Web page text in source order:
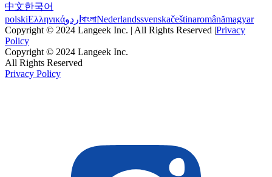
中文한국어
polskiΕλληνικάاردو বাংলাNederlandssvenskačeštinaromânămagyar
Copyright © 2024 Langeek Inc. | All Rights Reserved |Privacy
Policy
Copyright © 2024 Langeek Inc.
All Rights Reserved
Privacy Policy